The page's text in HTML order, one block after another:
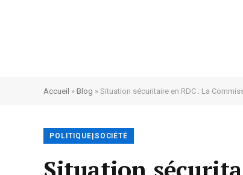
Accueil » Blog » Situation sécuritaire en RDC : La
POLITIQUE|SOCIÉTÉ